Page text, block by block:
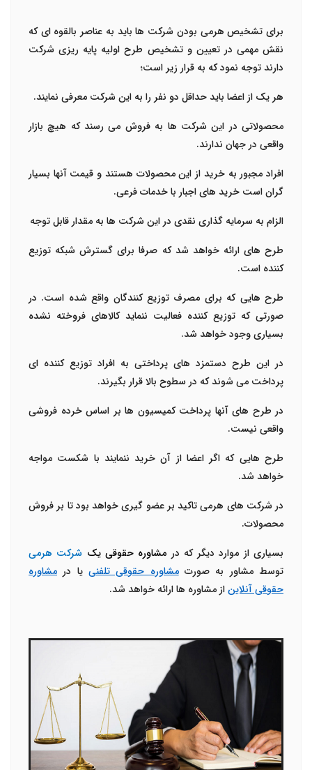
برای تشخیص هرمی بودن شرکت ها باید به عناصر بالقوه ای که
نقش مهمی در تعیین و تشخیص طرح اولیه پایه ریزی شرکت
دارند توجه نمود که به قرار زیر است؛
هر یک از اعضا باید حداقل دو نفر را به این شرکت معرفی نمایند.
محصولاتی در این شرکت ها به فروش می رسند که هیچ بازار
واقعی در جهان ندارند.
افراد مجبور به خرید از این محصولات هستند و قیمت آنها بسیار
گران است خرید های اجبار با خدمات فرعی.
الزام به سرمایه گذاری نقدی در این شرکت ها به مقدار قابل توجه
طرح های ارائه خواهد شد که صرفا برای گسترش شبکه توزیع
کننده است.
طرح هایی که برای مصرف توزیع کنندگان واقع شده است. در
صورتی که توزیع کننده فعالیت ننماید کالاهای فروخته نشده
بسیاری وجود خواهد شد.
در این طرح دستمزد های پرداختی به افراد توزیع کننده ای
پرداخت می شوند که در سطوح بالا قرار بگیرند.
در طرح های آنها پرداخت کمیسیون ها بر اساس خرده فروشی
واقعی نیست.
طرح هایی که اگر اعضا از آن خرید ننمایند با شکست مواجه
خواهد شد.
در شرکت های هرمی تاکید بر عضو گیری خواهد بود تا بر فروش
محصولات.
بسیاری از موارد دیگر که در مشاوره حقوقی یک شرکت هرمی
توسط مشاور به صورتمشاوره حقوقی تلفنی یا در مشاوره
حقوقی آنلایناز مشاوره ها ارائه خواهد شد.